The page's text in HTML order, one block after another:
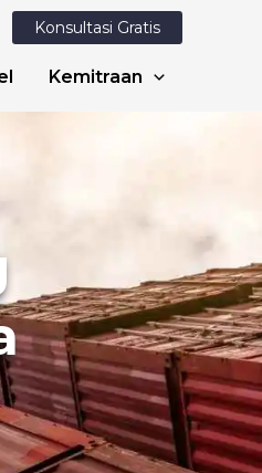
Konsultasi Gratis
Kemitraan